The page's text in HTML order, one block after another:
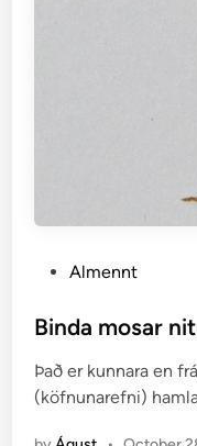
s
e
d
Almennt
Binda mosar
Það er kunnara en
(köfnunarefni)